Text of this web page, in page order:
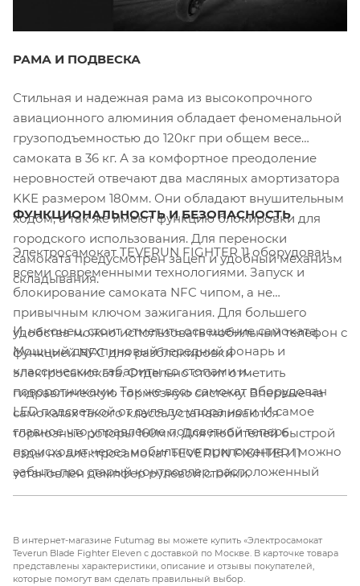
РАМА И ПОДВЕСКА
Стильная и надежная рама из высокопрочного
авиационного алюминия обладает феноменальной
грузоподъемностью до 120кг при общем весе
самоката в 36 кг. А за комфортное преодоление
неровностей отвечают два масляных амортизатора
KKE размером 180мм. Они обладают внушительным
ходом, а так же имеют функцию блокировки для
городского использования. Для переноски
самоката предусмотрен зацеп и удобный механизм
складывания.
ФУНКЦИОНАЛЬНОСТЬ И БЕЗОПАСНОСТЬ
Электросамокат TEVERUN FIGHTER 11 оборудован
всеми современными технологиями. Запуск и
блокирование самоката NFC чипом, а не
привычным ключом зажигания. Для большего
удобства можно использовать мобильный телефон с
функцией NFC для разблокировки
электросамоката. Отдельно стоит отметить
гидравлическую тормозную систему. Впервые на
самокатах такого класса устанавливаются
тормозные роторы 160мм. Для любителей быстрой
езды на электросамокат TEVERUN FIGHTER 11
установлен демпфер рулевой стойки.
И, наконец, стоит отметить освещение самоката.
Мощный двухпиновый передний фонарь и
классические габариты со стопами и
поворотниками. Так же весь самокат оборудован
LED подсветкой от руля до упора ноги. И самое
главное что управление подсветкой теперь
происходит через мобильное приложение и можно
забыть про старый контроллер, расположенный
В интернет-магазине Futumag вы можете купить «Электросамокат
Teverun Blade Fighter Eleven с доставкой по Москве. В карточке товара
представлены характеристики, описание и отзывы покупателей,
которые помогут вам сделать правильный выбор.